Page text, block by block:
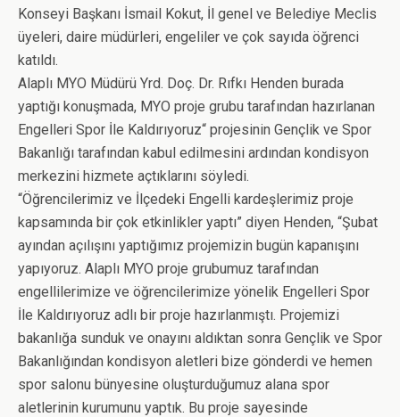
Konseyi Başkanı İsmail Kokut, İl genel ve Belediye Meclis
üyeleri, daire müdürleri, engeliler ve çok sayıda öğrenci
katıldı.
Alaplı MYO Müdürü Yrd. Doç. Dr. Rıfkı Henden burada
yaptığı konuşmada, MYO proje grubu tarafından hazırlanan
Engelleri Spor İle Kaldırıyoruz“ projesinin Gençlik ve Spor
Bakanlığı tarafından kabul edilmesini ardından kondisyon
merkezini hizmete açtıklarını söyledi.
“Öğrencilerimiz ve İlçedeki Engelli kardeşlerimiz proje
kapsamında bir çok etkinlikler yaptı” diyen Henden, “Şubat
ayından açılışını yaptığımız projemizin bugün kapanışını
yapıyoruz. Alaplı MYO proje grubumuz tarafından
engellilerimize ve öğrencilerimize yönelik Engelleri Spor
İle Kaldırıyoruz adlı bir proje hazırlanmıştı. Projemizi
bakanlığa sunduk ve onayını aldıktan sonra Gençlik ve Spor
Bakanlığından kondisyon aletleri bize gönderdi ve hemen
spor salonu bünyesine oluşturduğumuz alana spor
aletlerinin kurumunu yaptık. Bu proje sayesinde